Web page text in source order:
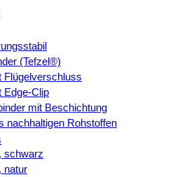
(Tefzel®)
Flügelverschluss
Edge-Clip
mit Beschichtung
nachhaltigen Rohstoffen
schwarz
natur